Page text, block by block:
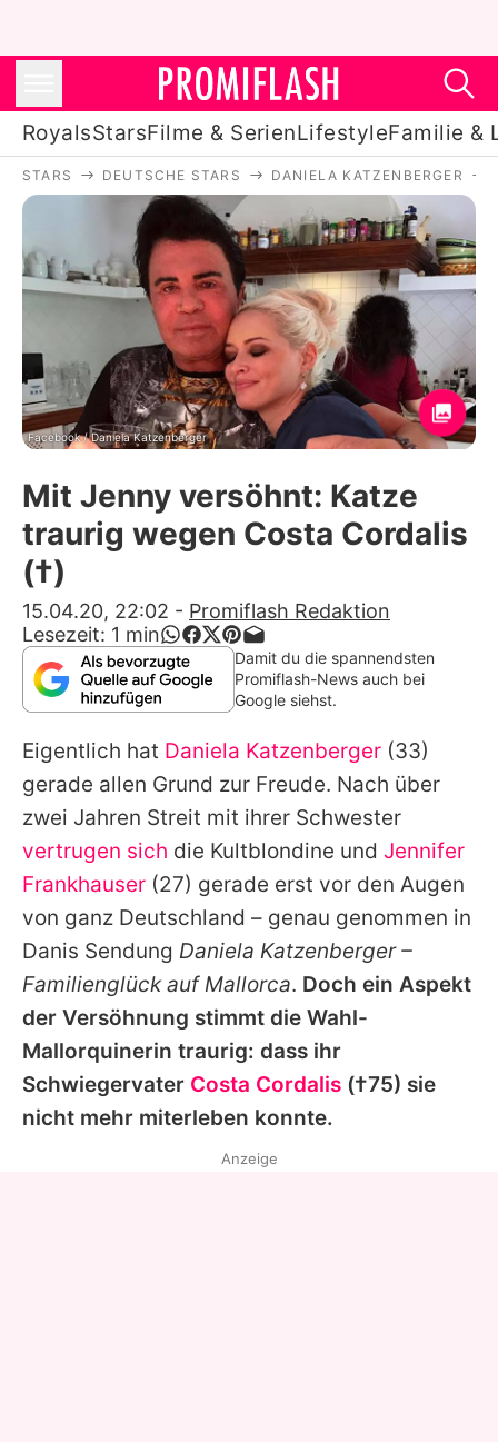
RoyalsStarsFilme & SerienLifestyleFamilie &
Royals
Stars
Filme & Serien
Lifestyle
Familie & Liebe
Promiflash Exklusiv
Alle Themen auf Promiflash
App runterladen
Team
Redaktionelle Richtlinien
Impressum
Datenschutzerklärung
Nutzungsbedingungen
Utiq verwalten
STARS DEUTSCHE STARS DANIELA KATZENBERGER
Facebook / Daniela Katzenberger
Mit Jenny versöhnt: Katze
traurig wegen Costa Cordalis
(†)
15.04.20, 22:02 - Promiflash Redaktion
Lesezeit: 1 min
Damit du die spannendsten
Promiflash-News auch bei
Google siehst.
Eigentlich hat Daniela Katzenberger (33)
gerade allen Grund zur Freude. Nach über
zwei Jahren Streit mit ihrer Schwester
vertrugen sich die Kultblondine und Jennifer
Frankhauser (27) gerade erst vor den Augen
von ganz Deutschland – genau genommen in
Danis Sendung Daniela Katzenberger –
Familienglück auf Mallorca. Doch ein Aspekt
der Versöhnung stimmt die Wahl-
Mallorquinerin traurig: dass ihr
Schwiegervater Costa Cordalis (†75) sie
nicht mehr miterleben konnte.
Anzeige